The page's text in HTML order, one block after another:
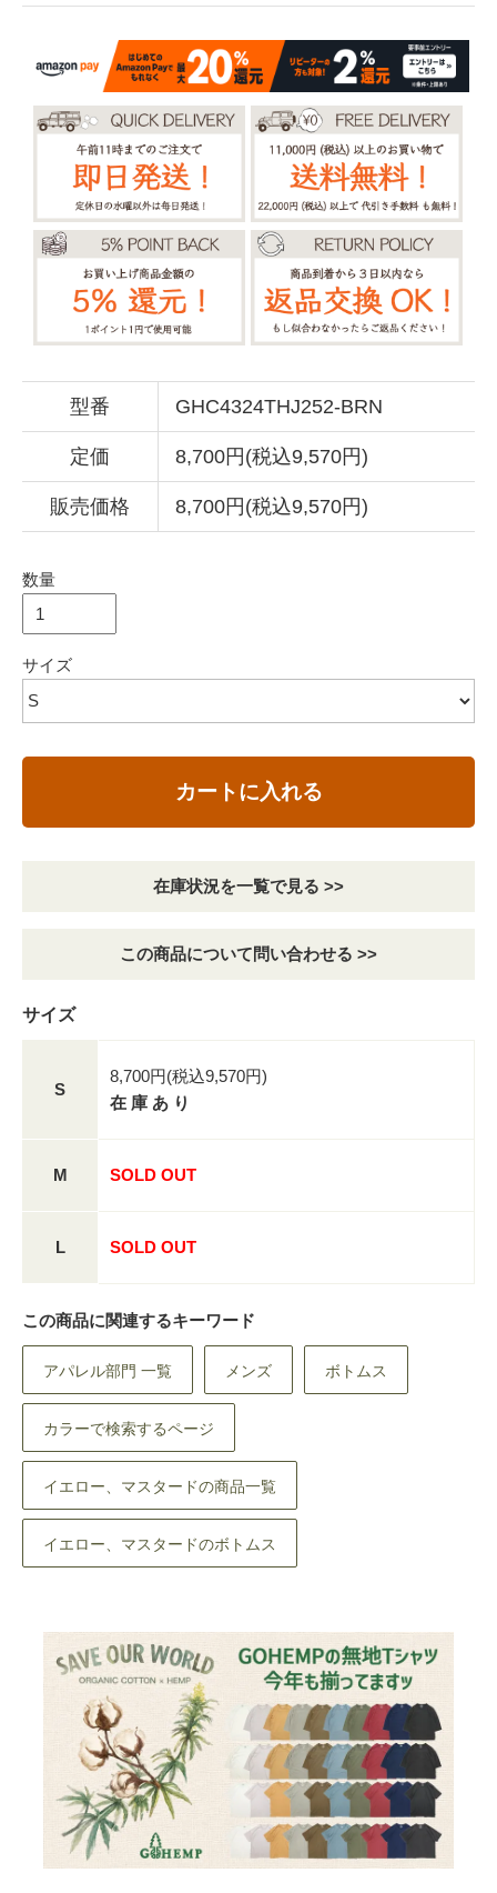
型番 GHC4324THJ252-BRN
定価 8,700円(税込9,570円)
販売価格 8,700円(税込9,570円)
数量
サイズ
カートに入れる
在庫状況を一覧で見る >>
この商品について問い合わせる >>
サイズ
S
8,700円(税込9,570円)
在 庫 あ り
M SOLD OUT
L SOLD OUT
この商品に関連するキーワード
アパレル部門 一覧 メンズ ボトムス
カラーで検索するページ
イエロー、マスタードの商品一覧
イエロー、マスタードのボトムス